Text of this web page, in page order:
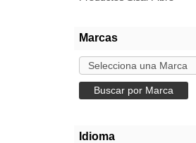
Marcas
Idioma